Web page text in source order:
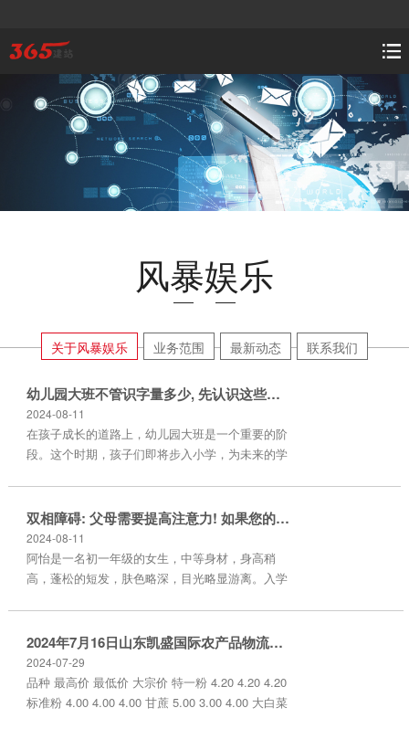
风暴娱乐
关于风暴娱乐 业务范围 最新动态 联系我们
幼儿园大班不管识字量多少, 先认识这些词语
2024-08-11
在孩子成长的道路上，幼儿园大班是一个重要的阶
段。这个时期，孩子们即将步入小学，为未来的学
解的。 首先，“朋友”这个词至关重要。让孩子们明
白朋友是在生活中陪伴、支持和分享快乐的人。告
诉他们，朋友之间要相互关心、帮助和尊重。通过
故事和游戏，让孩子们感受拥有朋友的快乐，学会
双相障碍: 父母需要提高注意力! 如果您的女儿出现心理异常
2024-08-11
阿怡是一名初一年级的女生，中等身材，身高稍
高，蓬松的短发，肤色略深，目光略显游离。入学
弟弟跟随爸妈在外读书。阿怡升入初中后，爸爸妈
妈将她从老家接到身边照顾、上学。她在班级中缺
少朋友，人际关系不佳，常常下课后独自一人呆
坐。 阿怡在期中测验之前，一整夜都没能睡着，成
2024年7月16日山东凯盛国际农产品物流城价格行情
2024-07-29
品种 最高价 最低价 大宗价 特一粉 4.20 4.20 4.20
标准粉 4.00 4.00 4.00 甘蔗 5.00 3.00 4.00 大白菜